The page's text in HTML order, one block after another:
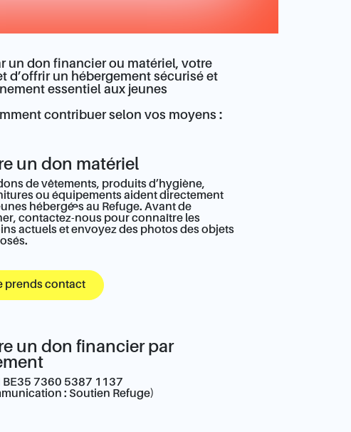
un don financier ou matériel, votre
d’offrir un hébergement sécurisé et
essentiel aux jeunes
contribuer selon vos moyens :
un don matériel
de vêtements, produits d’hygiène,
ou équipements aident directement
hébergé·es au Refuge. Avant de
contactez-nous pour connaître les
actuels et envoyez des photos des objets
prends contact
un don financier par
BE35 7360 5387 1137
: Soutien Refuge)